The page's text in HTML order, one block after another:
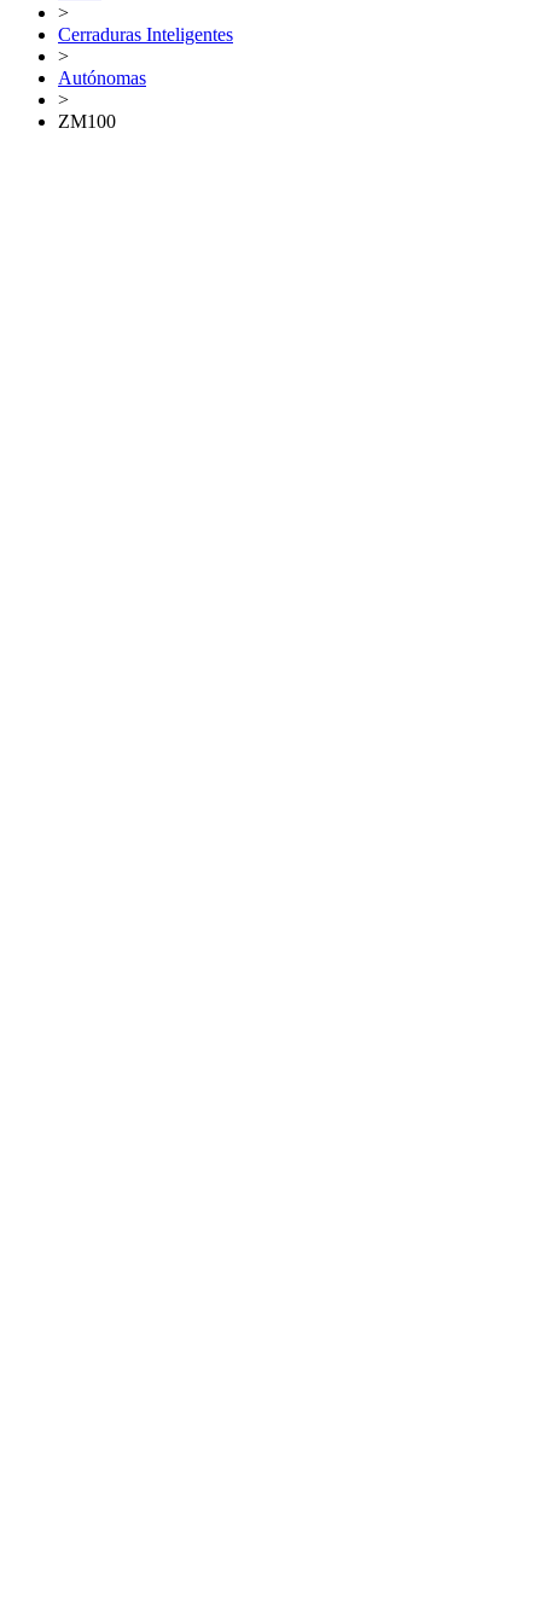
>
Cerraduras Inteligentes
>
Autónomas
>
ZM100